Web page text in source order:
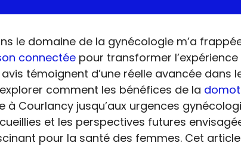
le domaine de la gynécologie m’a
connectée pour transformer
témoignent d’une réelle avancée dans
comment les bénéfices de la
Courlancy jusqu’aux urgences
et les perspectives futures
pour la santé des femmes. Cet